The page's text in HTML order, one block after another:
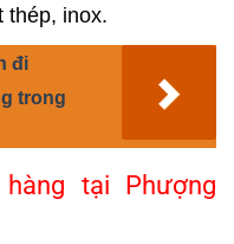
thép, inox.
đi
trong
tại Phượng